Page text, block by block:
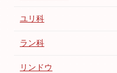
ユリ科
ラン科
リンドウ